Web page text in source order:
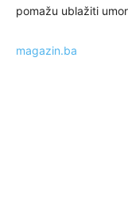
pomažu ublažiti
magazin.ba